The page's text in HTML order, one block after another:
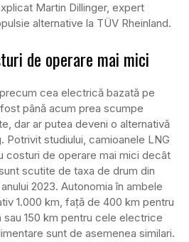
Martin Dillinger, expert
alternative la TÜV Rheinland.
de operare mai mici
cea electrică bazată pe
până acum prea scumpe
dar ar putea deveni o alternativă
Potrivit studiului, camioanele LNG
costuri de operare mai mici decât
scutite de taxa de drum din
2023. Autonomia în ambele
1.000 km, față de 400 km pentru
150 km pentru cele electrice
sunt de asemenea similari.